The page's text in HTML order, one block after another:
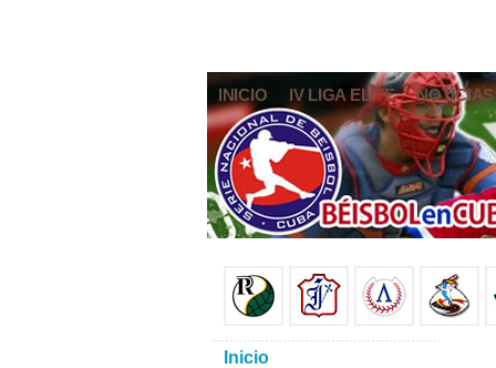
INICIO IV LIGA ELITE NOTICIAS
Inicio